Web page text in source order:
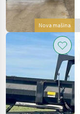
Nova mašina